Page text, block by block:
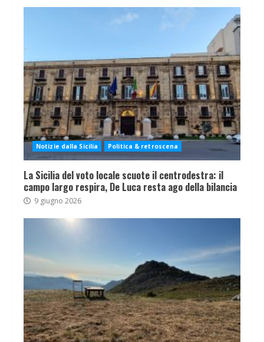
Notizie dalla Sicilia Politica & retroscena
La Sicilia del voto locale scuote il centrodestra: il
campo largo respira, De Luca resta ago della bilancia
9 giugno 2026